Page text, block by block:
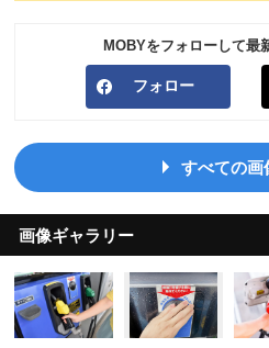
MOBYをフォローして最
フォロー
すべての画
画像ギャラリー